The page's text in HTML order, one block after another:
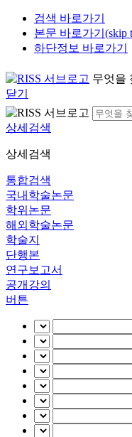
검색 바로가기
본문 바로가기(skip
하단정보 바로가기
무엇을
닫기
상세검색
상세검색
통합검색
국내학술논문
학위논문
해외학술논문
학술지
단행본
연구보고서
공개강의
버튼